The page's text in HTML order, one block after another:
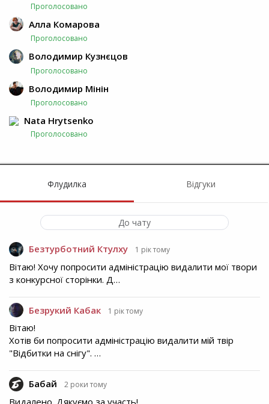
Проголосовано
Алла Комарова
Проголосовано
Володимир Кузнєцов
Проголосовано
Володимир Мінін
Проголосовано
Nata Hrytsenko
Проголосовано
Флудилка Відгуки
До чату
Безтурботний Ктулху 1 рік тому
Вітаю! Хочу попросити адміністрацію видалити мої твори
з конкурсної сторінки. Д…
Безрукий Кабак 1 рік тому
Вітаю!
Хотів би попросити адміністрацію видалити мій твір
"Відбитки на снігу". …
Бабай 2 роки тому
Видалено. Дякуємо за участь!